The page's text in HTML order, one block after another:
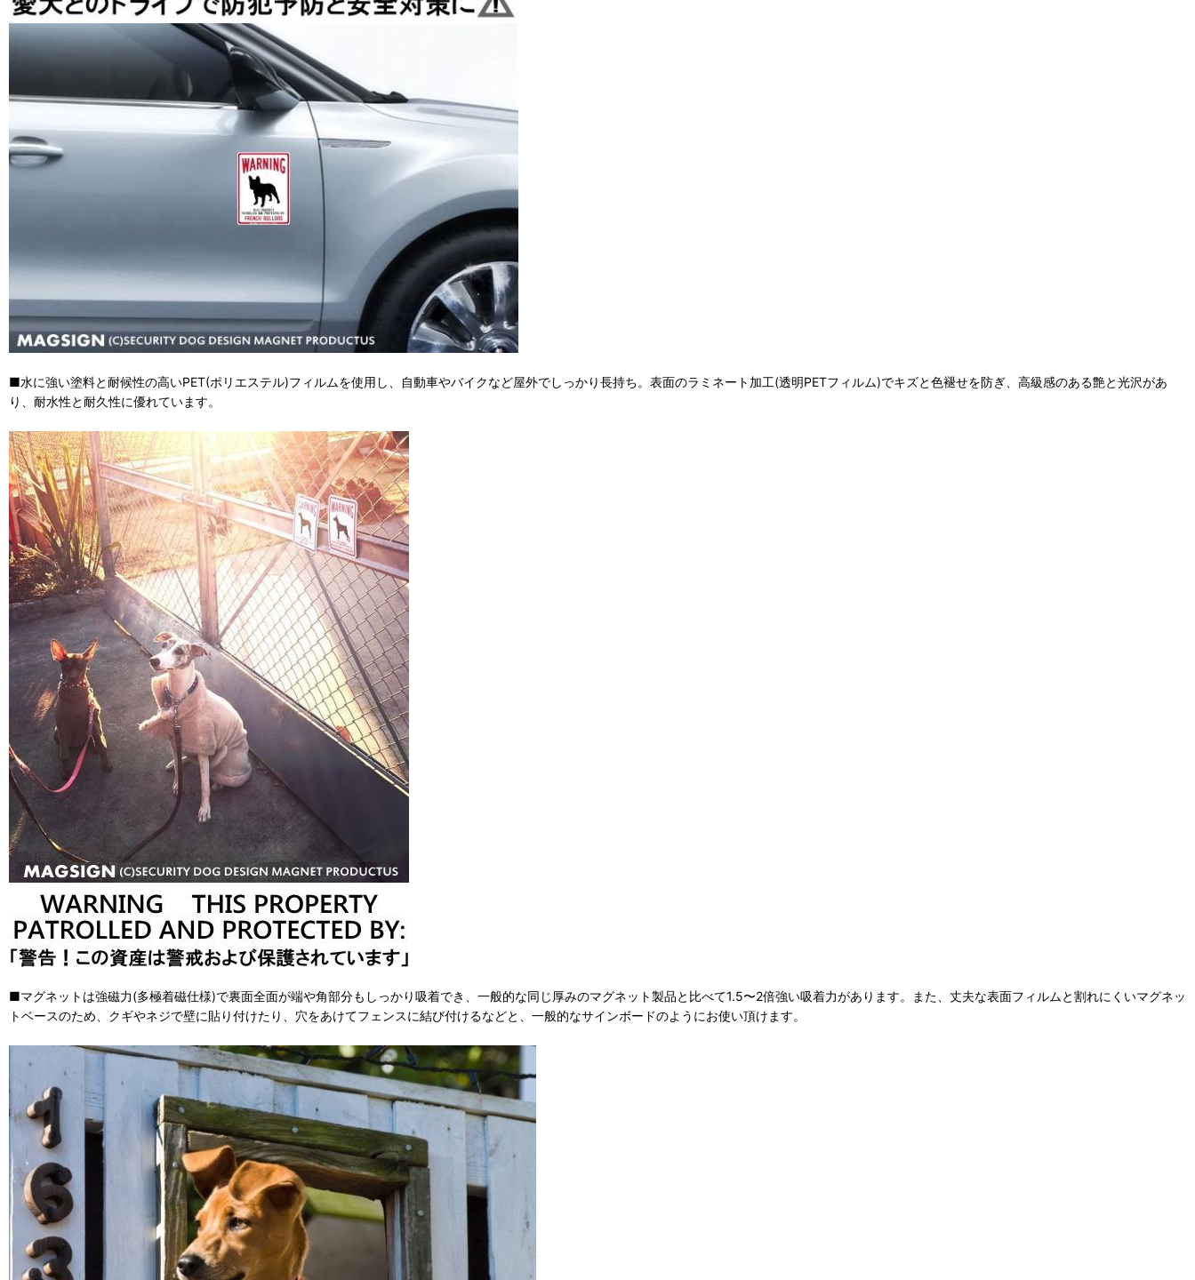
■水に強い塗料と耐候性の高いPET(ポリエステル)フィルムを使用し、自動車やバイクなど屋外でしっかり長持ち。表面のラミネート加工(透明PETフィルム)でキズと色褪せを防ぎ、高級感のある艶と光沢があ
り、耐水性と耐久性に優れています。
■マグネットは強磁力(多極着磁仕様)で裏面全面が端や角部分もしっかり吸着でき、一般的な同じ厚みのマグネット製品と比べて1.5〜2倍強い吸着力があります。また、丈夫な表面フィルムと割れにくいマグネッ
トベースのため、クギやネジで壁に貼り付けたり、穴をあけてフェンスに結び付けるなどと、一般的なサインボードのようにお使い頂けます。